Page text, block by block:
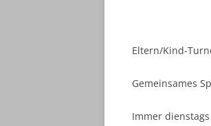
Eltern/Kind-
Gemeinsames
Immer